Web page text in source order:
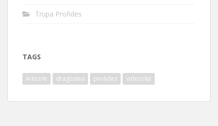
Trupa Profides
TAGS
Articole dragostea profides videoclip